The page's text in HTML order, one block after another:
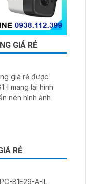
GIÁ RẺ
giá rẻ được
I mang lại hình
nén hình ảnh